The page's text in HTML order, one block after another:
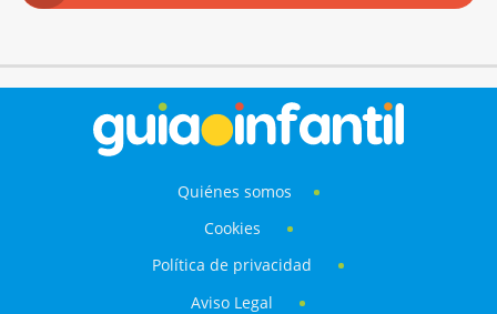
Quiénes somos
Cookies
Política de privacidad
Aviso Legal